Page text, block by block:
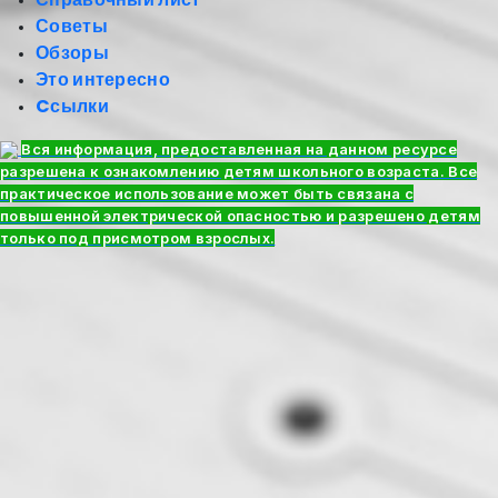
Советы
Обзоры
Это интересно
Cсылки
Вся информация, предоставленная на данном ресурсе
разрешена к ознакомлению детям школьного возраста. Все
практическое использование может быть связана с
повышенной электрической опасностью и разрешено детям
только под присмотром взрослых.